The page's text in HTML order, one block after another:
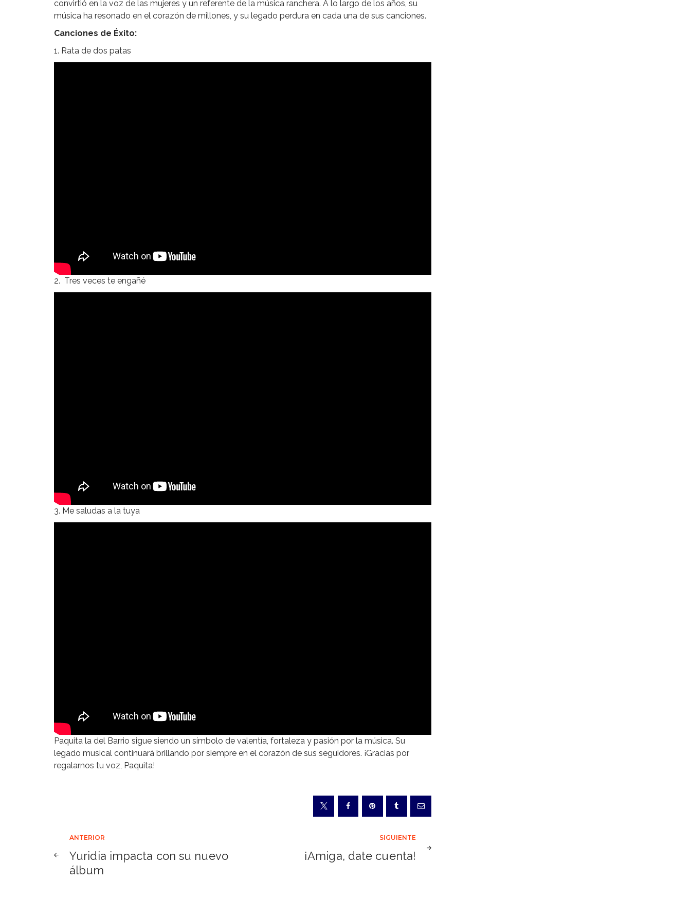
convirtió en la voz de las mujeres y un referente de la música ranchera. A lo largo de los años, su
música ha resonado en el corazón de millones, y su legado perdura en cada una de sus canciones.
Canciones de Éxito:
1. Rata de dos patas
2. Tres veces te engañé
3. Me saludas a la tuya
Paquita la del Barrio sigue siendo un símbolo de valentía, fortaleza y pasión por la música. Su
legado musical continuará brillando por siempre en el corazón de sus seguidores. ¡Gracias por
regalarnos tu voz, Paquita!
Navegación
de
ANTERIOR
Yuridia impacta con su nuevo
álbum
SIGUIENTE
¡Amiga, date cuenta!